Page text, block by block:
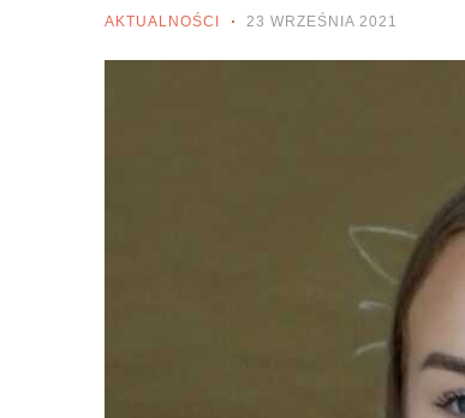
AKTUALNOŚCI 23 WRZEŚNIA 2021